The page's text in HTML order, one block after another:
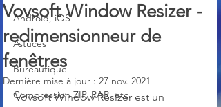
Android, iOS
Astuces
Bureautique
Compression ZIP, RAR, etc.
Vovsoft Window Resizer -
redimensionneur de
fenêtres
Dernière mise à jour : 27 nov. 2021
Vovsoft Window Resizer est un